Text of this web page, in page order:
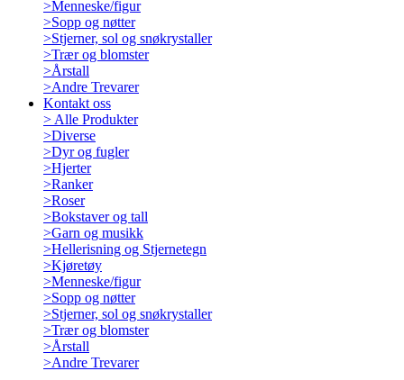
>Menneske/figur
>Sopp og nøtter
>Stjerner, sol og snøkrystaller
>Trær og blomster
>Årstall
>Andre Trevarer
Kontakt oss
> Alle Produkter
>Diverse
>Dyr og fugler
>Hjerter
>Ranker
>Roser
>Bokstaver og tall
>Garn og musikk
>Hellerisning og Stjernetegn
>Kjøretøy
>Menneske/figur
>Sopp og nøtter
>Stjerner, sol og snøkrystaller
>Trær og blomster
>Årstall
>Andre Trevarer